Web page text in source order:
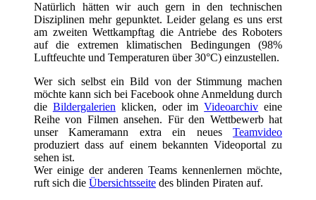
Natürlich hätten wir auch gern in den technischen
Disziplinen mehr gepunktet. Leider gelang es uns erst
am zweiten Wettkampftag die Antriebe des Roboters
auf die extremen klimatischen Bedingungen (98%
Luftfeuchte und Temperaturen über 30°C) einzustellen.
Wer sich selbst ein Bild von der Stimmung machen
möchte kann sich bei Facebook ohne Anmeldung durch
die Bildergalerien klicken, oder imVideoarchiv eine
Reihe von Filmen ansehen. Für den Wettbewerb hat
unser Kameramann extra ein neues Teamvideo
produziert dass auf einem bekannten Videoportal zu
sehen ist.
Wer einige der anderen Teams kennenlernen möchte,
ruft sich die Übersichtsseite des blinden Piraten auf.